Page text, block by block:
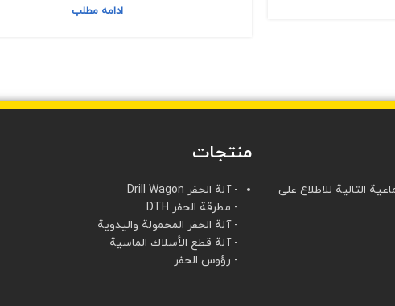
ادامه مطلب
التالية للاطلاع على
منتجات
- آلة الحفر Drill Wagon
- مطرقة الحفر DTH
- آلة الحفر المحمولة واليدوية
- آلة قطع الأسلاك الماسية
- رؤوس الحفر